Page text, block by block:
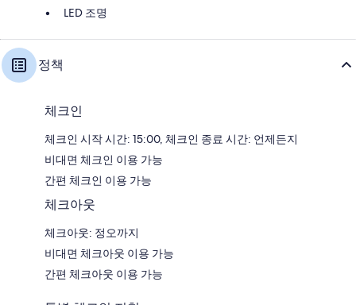
LED 조명
정책
체크인
체크인 시작 시간: 15:00, 체크인 종료 시간: 언제든지
비대면 체크인 이용 가능
간편 체크인 이용 가능
체크아웃
체크아웃: 정오까지
비대면 체크아웃 이용 가능
간편 체크아웃 이용 가능